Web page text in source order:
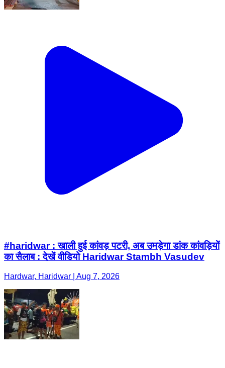
#haridwar : खाली हुई कांवड़ पटरी, अब उमड़ेगा डांक कांवड़ियों
का सैलाब : देखें वीडियो Haridwar Stambh Vasudev
Hardwar, Haridwar | Aug 7, 2026